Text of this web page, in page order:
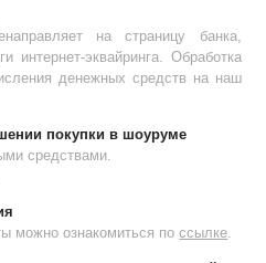
на страницу банка,
интернет-эквайринга. Обработка
денежных средств на наш
покупки в шоуруме
средствами.
можно ознакомиться поссылке.